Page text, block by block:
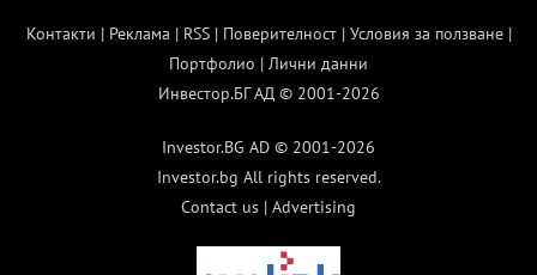
Контакти | Реклама | RSS| Поверителност| Условия за ползване|
Портфолио | Лични данни
Инвестор.БГ АД © 2001-2026
Investor.BG AD © 2001-2026
Investor.bg All rights reserved.
Contact us | Advertising